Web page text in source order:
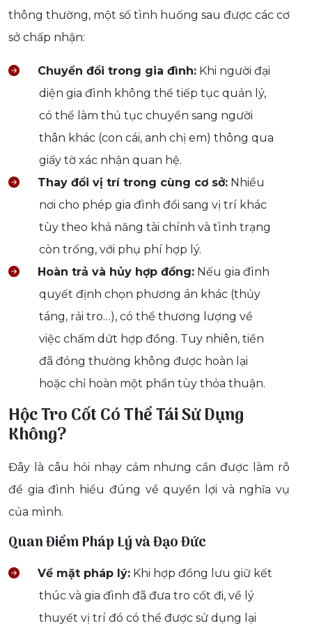
thông thường, một số tình huống sau được các cơ
sở chấp nhận:
Chuyển đổi trong gia đình: Khi người đại
diện gia đình không thể tiếp tục quản lý,
có thể làm thủ tục chuyển sang người
thân khác (con cái, anh chị em) thông qua
giấy tờ xác nhận quan hệ.
Thay đổi vị trí trong cùng cơ sở: Nhiều
nơi cho phép gia đình đổi sang vị trí khác
tùy theo khả năng tài chính và tình trạng
còn trống, với phụ phí hợp lý.
Hoàn trả và hủy hợp đồng: Nếu gia đình
quyết định chọn phương án khác (thủy
táng, rải tro…), có thể thương lượng về
việc chấm dứt hợp đồng. Tuy nhiên, tiền
đã đóng thường không được hoàn lại
hoặc chỉ hoàn một phần tùy thỏa thuận.
Hộc Tro Cốt Có Thể Tái Sử Dụng
Không?
Đây là câu hỏi nhạy cảm nhưng cần được làm rõ
để gia đình hiểu đúng về quyền lợi và nghĩa vụ
của mình.
Quan Điểm Pháp Lý và Đạo Đức
Về mặt pháp lý: Khi hợp đồng lưu giữ kết
thúc và gia đình đã đưa tro cốt đi, về lý
thuyết vị trí đó có thể được sử dụng lại